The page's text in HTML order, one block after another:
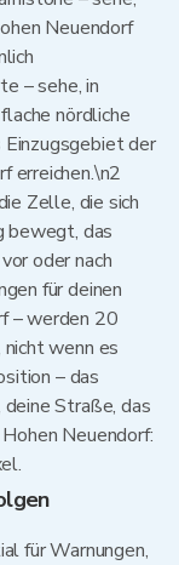
Neuendorf
– sehe, in
nördliche
Einzugsgebiet der
erreichen.\n2
Zelle, die sich
bewegt, das
oder nach
für deinen
– werden 20
wenn es
– das
Straße, das
Neuendorf:
für Warnungen,